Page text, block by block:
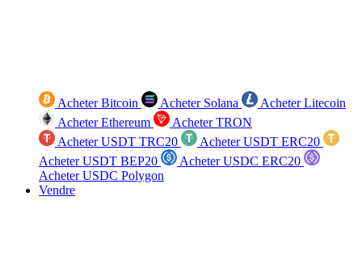
Acheter Bitcoin Acheter Solana
Acheter Litecoin
Acheter Ethereum
Acheter TRON
Acheter USDT TRC20
Acheter USDT ERC20
Acheter USDT BEP20
Acheter USDC ERC20
Acheter USDC Polygon
Vendre